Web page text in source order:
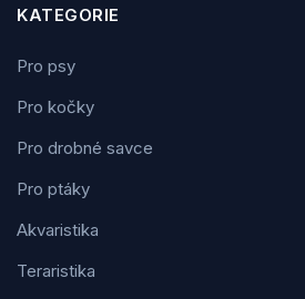
KATEGORIE
Pro psy
Pro kočky
Pro drobné savce
Pro ptáky
Akvaristika
Teraristika